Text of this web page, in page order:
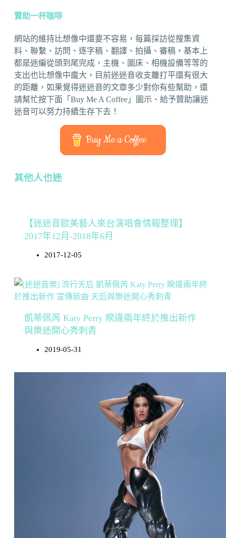
贊助一杯咖啡
網站的維持比想像中還要不容易，每篇採訪從搜集資
料、聯繫、訪問、逐字稿、翻譯、拍攝、審稿，基本上
都是迷編從頭到尾完成，主機、圖床、相機設備等等的
支出也比想像中龐大，目前迷迷音收支離打平還有很大
的距離，如果覺得迷迷音的文章多少對你有些幫助，還
請幫忙按下面「Buy Me A Coffee」圖示、給予贊助讓迷
迷音可以努力持續生存下去！
Buy Me a Coffee
其他人也迷
【迷迷音歐美藝人來台演唱會情報整理】
2017年12月-2018年6月
2017-12-05
凱蒂佩芮 Katy Perry 睽違兩年終於推出新作
與樂迷開心秀刺青
2019-05-31